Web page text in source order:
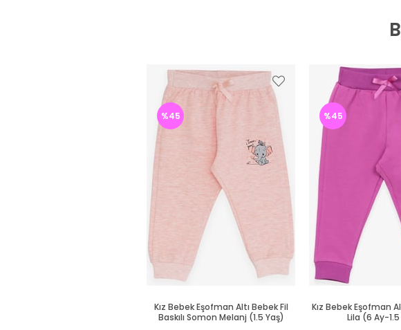
Kız Bebek Eşofman Altı Bebek Fil
Baskılı Somon Melanj (1.5 Yaş)
%45
Kız Bebek Eşofman
Lila (6 Ay-1.5
%45